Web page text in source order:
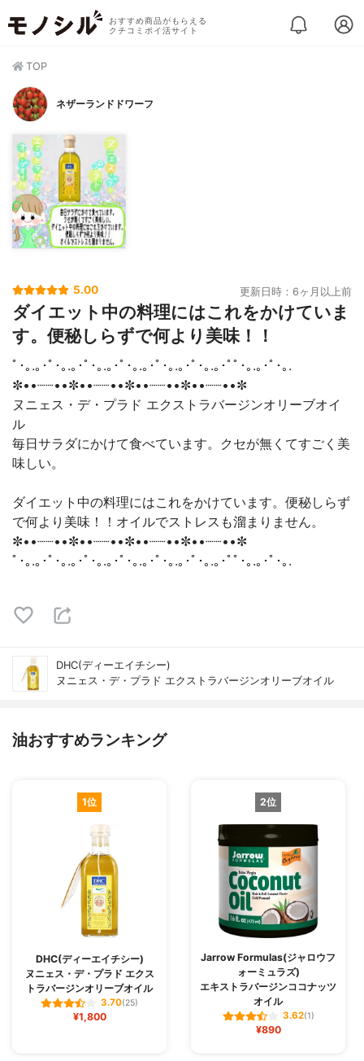
おすすめ商品がもらえる
クチコミポイ活サイト
TOP
ネザーランドドワーフ
5.00 更新日時：6ヶ月以上前
ダイエット中の料理にはこれをかけていま
す。便秘しらずで何より美味！！
ﾟ･｡.｡･ﾟ･｡.｡･ﾟ･｡.｡･ﾟ･｡.｡･ﾟ･｡.｡･ﾟ･｡.｡･ﾟﾟ･｡.｡･ﾟ･｡.
✼••┈┈••✼••┈┈••✼••┈┈••✼••┈┈••✼
ヌニェス・デ・プラド エクストラバージンオリーブオイ
ル
毎日サラダにかけて食べています。クセが無くてすごく美
味しい。
ダイエット中の料理にはこれをかけています。便秘しらず
で何より美味！！オイルでストレスも溜まりません。
✼••┈┈••✼••┈┈••✼••┈┈••✼••┈┈••✼
ﾟ･｡.｡･ﾟ･｡.｡･ﾟ･｡.｡･ﾟ･｡.｡･ﾟ･｡.｡･ﾟ･｡.｡･ﾟﾟ･｡.｡･ﾟ･｡.
DHC(ディーエイチシー)
ヌニェス・デ・プラド エクストラバージンオリーブオイル
油おすすめランキング
1位
DHC(ディーエイチシー)
ヌニェス・デ・プラド エクス
トラバージンオリーブオイル
3.70(25)
¥1,800
2位
Jarrow Formulas(ジャロウフ
ォーミュラズ)
エキストラバージンココナッツ
オイル
3.62(1)
¥890